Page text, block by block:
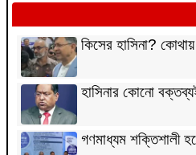
কিসের হাসিনা? কোথায়
হাসিনার কোনো
গণমাধ্যম শক্তিশালী